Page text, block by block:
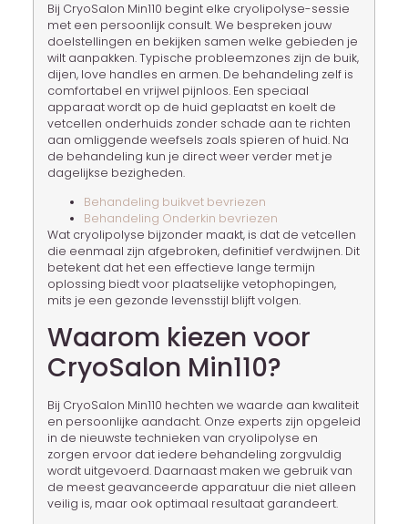
Bij CryoSalon Min110 begint elke cryolipolyse-sessie
met een persoonlijk consult. We bespreken jouw
doelstellingen en bekijken samen welke gebieden je
wilt aanpakken. Typische probleemzones zijn de buik,
dijen, love handles en armen. De behandeling zelf is
comfortabel en vrijwel pijnloos. Een speciaal
apparaat wordt op de huid geplaatst en koelt de
vetcellen onderhuids zonder schade aan te richten
aan omliggende weefsels zoals spieren of huid. Na
de behandeling kun je direct weer verder met je
dagelijkse bezigheden.
Behandeling buikvet bevriezen
Behandeling Onderkin bevriezen
Wat cryolipolyse bijzonder maakt, is dat de vetcellen
die eenmaal zijn afgebroken, definitief verdwijnen. Dit
betekent dat het een effectieve lange termijn
oplossing biedt voor plaatselijke vetophopingen,
mits je een gezonde levensstijl blijft volgen.
Waarom kiezen voor
CryoSalon Min110?
Bij CryoSalon Min110 hechten we waarde aan kwaliteit
en persoonlijke aandacht. Onze experts zijn opgeleid
in de nieuwste technieken van cryolipolyse en
zorgen ervoor dat iedere behandeling zorgvuldig
wordt uitgevoerd. Daarnaast maken we gebruik van
de meest geavanceerde apparatuur die niet alleen
veilig is, maar ook optimaal resultaat garandeert.